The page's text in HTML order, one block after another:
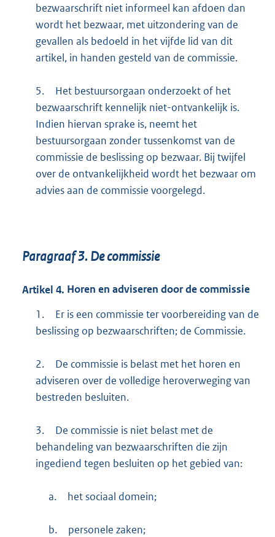
bezwaarschrift niet informeel kan afdoen dan
wordt het bezwaar, met uitzondering van de
gevallen als bedoeld in het vijfde lid van dit
artikel, in handen gesteld van de commissie.
5.
Het bestuursorgaan onderzoekt of het
bezwaarschrift kennelijk niet-ontvankelijk is.
Indien hiervan sprake is, neemt het
bestuursorgaan zonder tussenkomst van de
commissie de beslissing op bezwaar. Bij twijfel
over de ontvankelijkheid wordt het bezwaar om
advies aan de commissie voorgelegd.
Paragraaf 3. De commissie
Artikel 4. Horen en adviseren door de commissie
1.
Er is een commissie ter voorbereiding van de
beslissing op bezwaarschriften; de Commissie.
2.
De commissie is belast met het horen en
adviseren over de volledige heroverweging van
bestreden besluiten.
3.
De commissie is niet belast met de
behandeling van bezwaarschriften die zijn
ingediend tegen besluiten op het gebied van:
a. het sociaal domein;
b. personele zaken;